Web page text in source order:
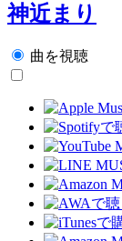
神近まり
曲を視聴